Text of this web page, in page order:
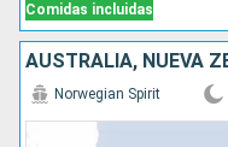
Comidas incluidas
AUSTRALIA, NUEVA
Norwegian Spirit